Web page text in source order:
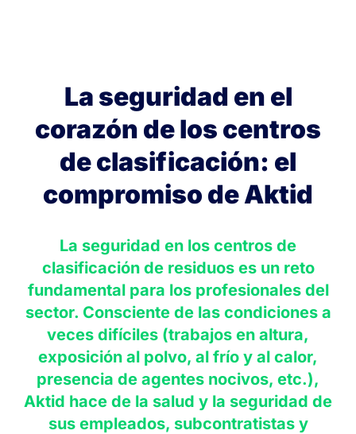
La seguridad en el
corazón de los centros
de clasificación: el
compromiso de Aktid
La seguridad en los centros de
clasificación de residuos es un reto
fundamental para los profesionales del
sector. Consciente de las condiciones a
veces difíciles (trabajos en altura,
exposición al polvo, al frío y al calor,
presencia de agentes nocivos, etc.),
Aktid hace de la salud y la seguridad de
sus empleados, subcontratistas y